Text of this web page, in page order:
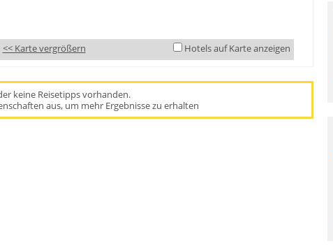
<< Karte vergrößern Hotels auf Karte anzeigen
keine Reisetipps vorhanden.
aus, um mehr Ergebnisse zu erhalten